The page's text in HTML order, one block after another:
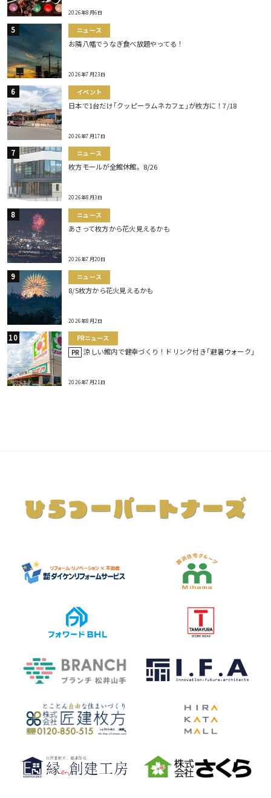
2026年8月6日
ニュース
お隣八幡でうなぎ食べ放題やってる！
2026年7月23日
イベント
日本で1台だけ｢クッピーラムネカフェ｣が枚方に！7/18
2026年7月17日
ニュース
枚方モールが全館休館。8/26
2026年8月3日
ニュース
あさって枚方から花火見えるかも
2026年7月20日
ニュース
8/5枚方から花火見えるかも
2026年8月2日
PRニュース
PR 涼しい館内で健幸づくり！ドリンク付き｢避暑ウォーク｣
2026年7月21日